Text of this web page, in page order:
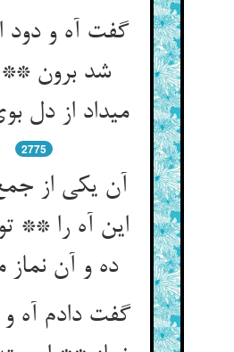
گفت آه و دود
شد برون **
می‏داد از دل
2775
آن یکی از
این آه را **
ده و آن نماز
گفت دادم آه و